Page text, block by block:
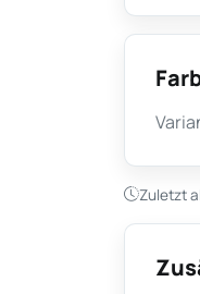
Zuletzt